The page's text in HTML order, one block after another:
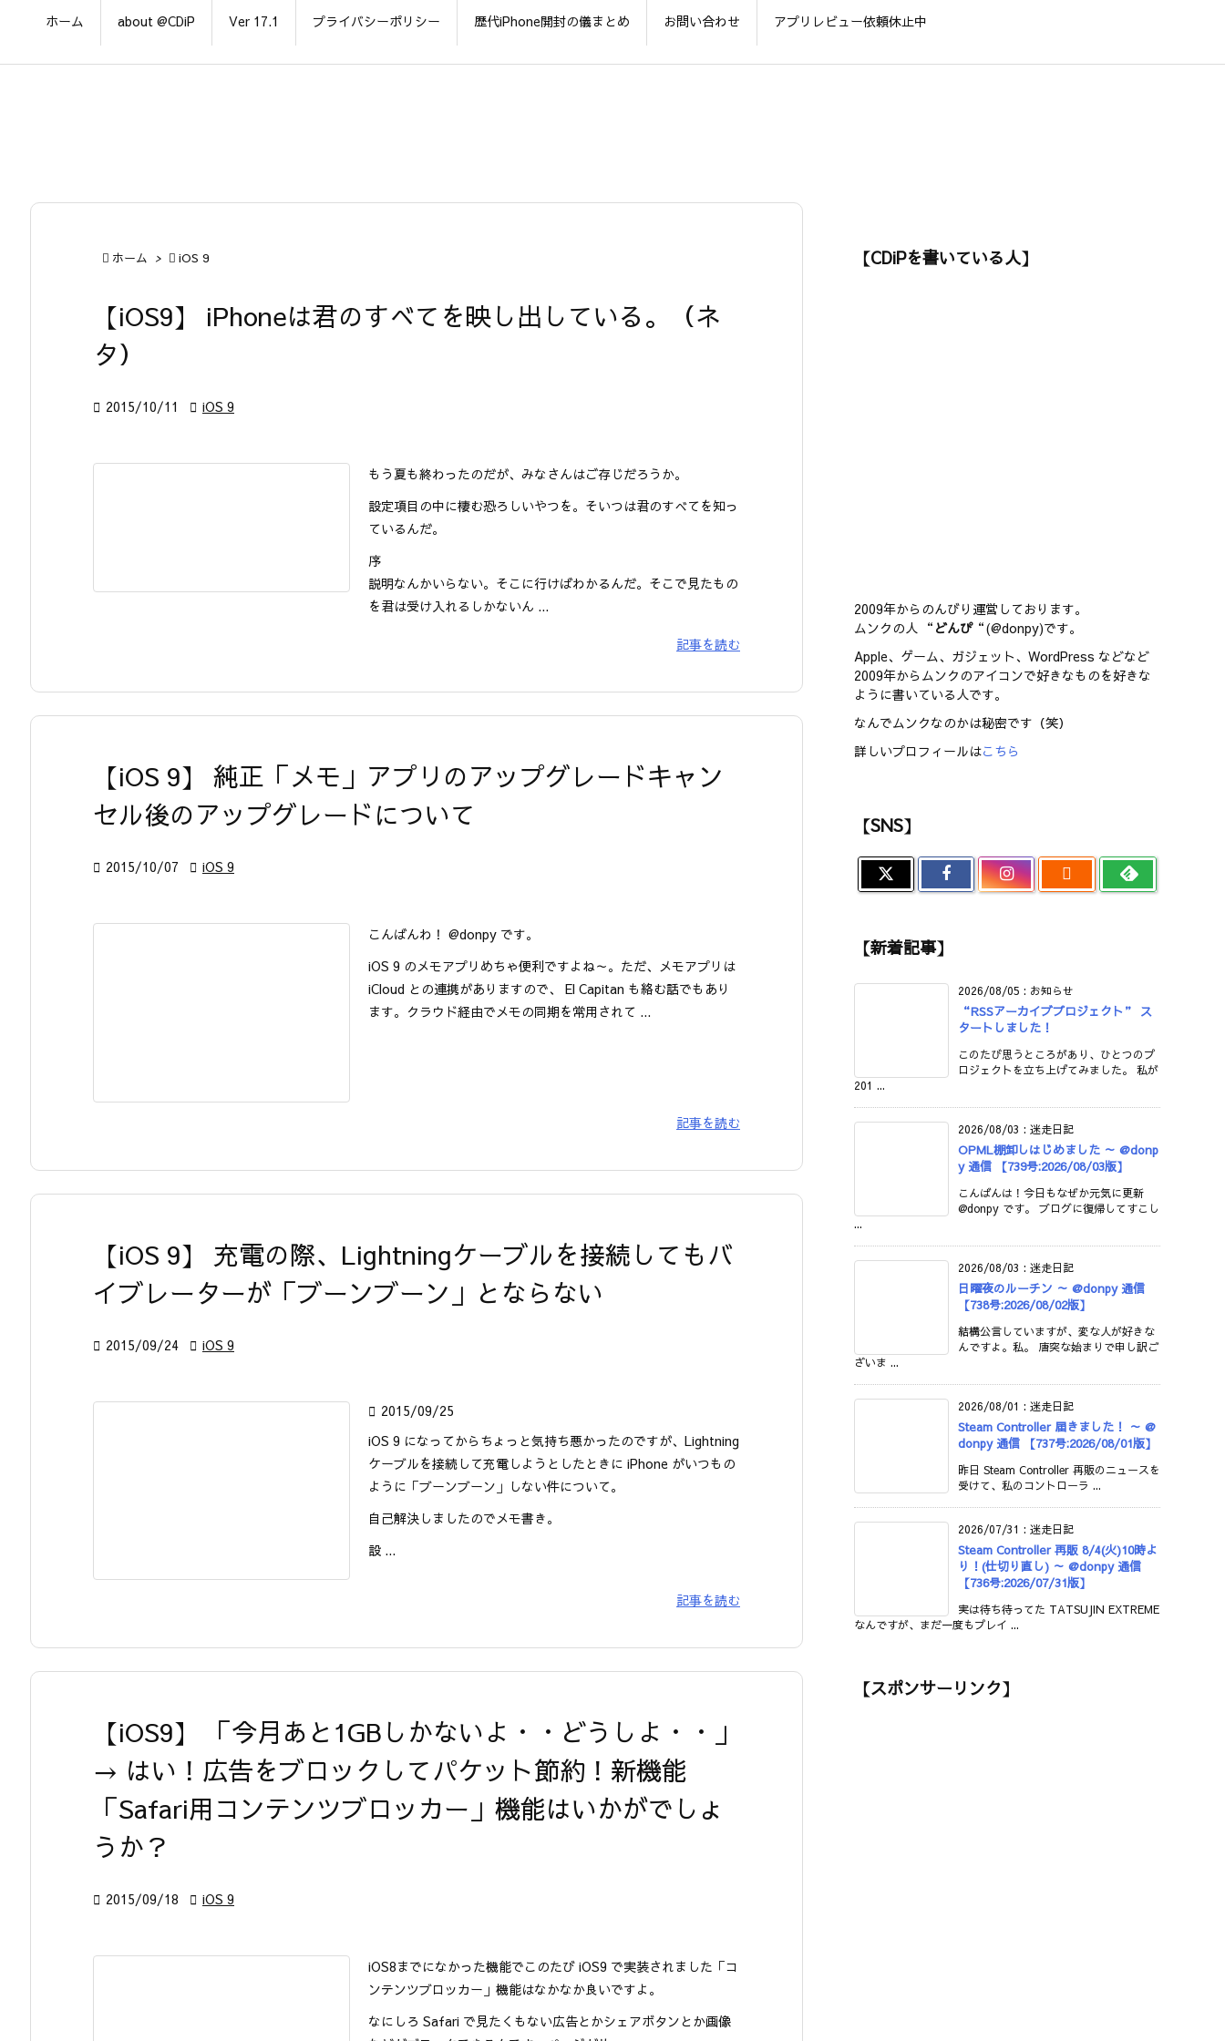
ホーム about @CDiP Ver 17.1 プライバシーポリシー 歴代iPhone開封の儀まとめ お問い合わせ アプリレビュー依頼休止中
 ホーム >  iOS 9
【iOS9】 iPhoneは君のすべてを映し出している。（ネ
タ）
 2015/10/11  iOS 9
もう夏も終わったのだが、みなさんはご存じだろうか。
設定項目の中に棲む恐ろしいやつを。そいつは君のすべてを知っ
ているんだ。
序
説明なんかいらない。そこに行けばわかるんだ。そこで見たもの
を君は受け入れるしかないん ...
記事を読む
【iOS 9】 純正「メモ」アプリのアップグレードキャン
セル後のアップグレードについて
 2015/10/07  iOS 9
こんばんわ！ @donpy です。
iOS 9 のメモアプリめちゃ便利ですよね～。ただ、メモアプリは
iCloud との連携がありますので、 El Capitan も絡む話でもあり
ます。クラウド経由でメモの同期を常用されて ...
記事を読む
【iOS 9】 充電の際、Lightningケーブルを接続してもバ
イブレーターが「ブーンブーン」とならない
 2015/09/24  iOS 9
 2015/09/25
iOS 9 になってからちょっと気持ち悪かったのですが、Lightning
ケーブルを接続して充電しようとしたときに iPhone がいつもの
ように「ブーンブーン」しない件について。
自己解決しましたのでメモ書き。
設 ...
記事を読む
【iOS9】 「今月あと1GBしかないよ・・どうしよ・・」
→ はい！広告をブロックしてパケット節約！新機能
「Safari用コンテンツブロッカー」機能はいかがでしょ
うか？
 2015/09/18  iOS 9
iOS8までになかった機能でこのたび iOS9 で実装されました「コ
ンテンツブロッカー」機能はなかなか良いですよ。
なにしろ Safari で見たくもない広告とかシェアボタンとか画像
【CDiPを書いている人】
2009年からのんびり運営しております。
ムンクの人 “ どんぴ“(@donpy)です。
Apple、ゲーム、ガジェット、WordPress などなど
2009年からムンクのアイコンで好きなものを好きな
ように書いている人です。
なんでムンクなのかは秘密です（笑）
詳しいプロフィールはこちら
【SNS】

【新着記事】
2026/08/05 : お知らせ
“RSSアーカイブプロジェクト” ス
タートしました！
このたび思うところがあり、ひとつのプ
ロジェクトを立ち上げてみました。 私が
201 ...
2026/08/03 : 迷走日記
OPML棚卸しはじめました ～ @donp
y 通信 【739号:2026/08/03版】
こんばんは！今日もなぜか元気に更新
@donpy です。 ブログに復帰してすこし
...
2026/08/03 : 迷走日記
日曜夜のルーチン ～ @donpy 通信
【738号:2026/08/02版】
結構公言していますが、変な人が好きな
んですよ。私。 唐突な始まりで申し訳ご
ざいま ...
2026/08/01 : 迷走日記
Steam Controller 届きました！ ～ @
donpy 通信 【737号:2026/08/01版】
昨日 Steam Controller 再販のニュースを
受けて、私のコントローラ ...
2026/07/31 : 迷走日記
Steam Controller 再販 8/4(火)10時よ
り！(仕切り直し) ～ @donpy 通信
【736号:2026/07/31版】
実は待ち待ってた TATSUJIN EXTREME
なんですが、まだ一度もプレイ ...
【スポンサーリンク】